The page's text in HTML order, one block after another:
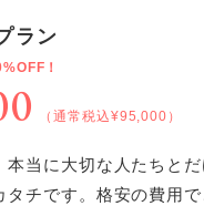
ラン
！
（通常税込¥95,000）
本当に大切な人たちと
タチです。格安の費用